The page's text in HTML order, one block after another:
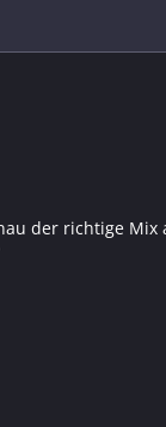
der richtige